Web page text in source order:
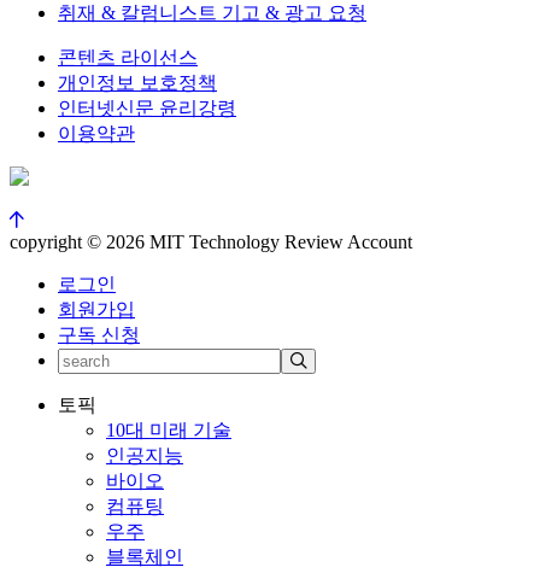
취재 & 칼럼니스트 기고 & 광고 요청
콘텐츠 라이선스
개인정보 보호정책
인터넷신문 윤리강령
이용약관
copyright © 2026 MIT Technology Review Account
로그인
회원가입
구독 신청
토픽
10대 미래 기술
인공지능
바이오
컴퓨팅
우주
블록체인